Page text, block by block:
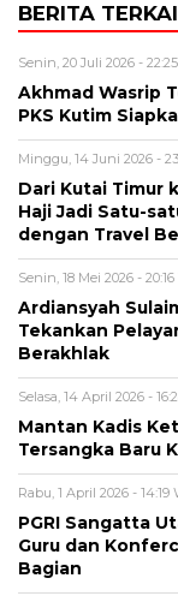
BERITA
Senin, 20 Juli 2026 -
Akhmad Wasrip
PKS Kutim
Minggu, 14 Juni 2026 -
Dari Kutai Timur
Haji Jadi Satu-
dengan Travel
Senin, 18 Mei 2026 -
Ardiansyah
Tekankan
Berakhlak
Selasa, 14 April 2026 -
Mantan Kadis
Tersangka Baru
Rabu, 1 April 2026 - 14:19
PGRI Sangatta
Guru dan
Bagian